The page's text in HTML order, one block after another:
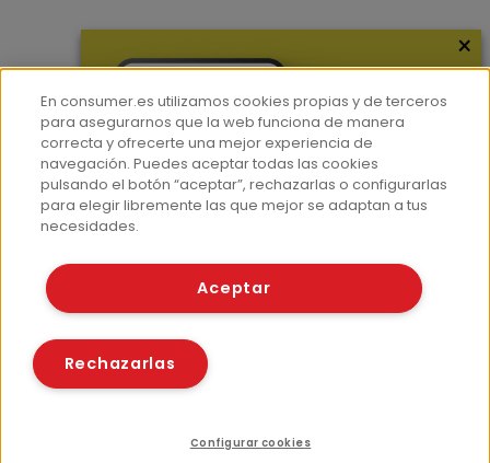
Hemeroteca
Contacto
Prensa
Corpus Lingüístico Consumer
© Fundación EROSKI
Políticas de cookies
×
En consumer.es utilizamos cookies propias y de terceros
para asegurarnos que la web funciona de manera
correcta y ofrecerte una mejor experiencia de
navegación. Puedes aceptar todas las cookies
pulsando el botón “aceptar”, rechazarlas o configurarlas
para elegir libremente las que mejor se adaptan a tus
necesidades.
Aceptar
Rechazarlas
Configurar cookies